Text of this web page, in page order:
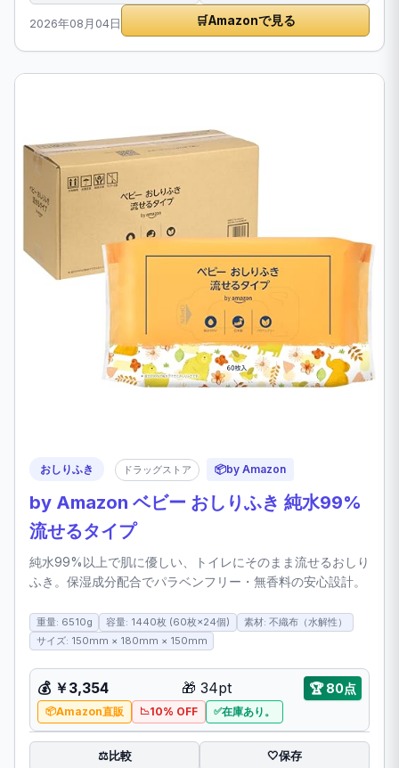
2026年08月04日 🛒Amazonで見る
おしりふき ドラッグストア 📦by Amazon
by Amazon ベビー おしりふき 純水99%
流せるタイプ
純水99%以上で肌に優しい、トイレにそのまま流せるおしり
ふき。保湿成分配合でパラベンフリー・無香料の安心設計。
重量: 6510g 容量: 1440枚 (60枚×24個)
素材: 不織布（水解性）
サイズ: 150mm × 180mm × 150mm
💰 ￥3,354 🎁 34pt 🏆80点
Amazon直販 10% OFF 在庫あり。
⚖️比較 🤍保存